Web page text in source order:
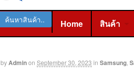
Home สินค้า
by Admin on September 30, 2023 in Samsung ,